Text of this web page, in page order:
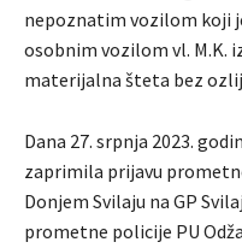
nepoznatim vozilom koji
osobnim vozilom vl. M.K.
materijalna šteta bez
Dana 27. srpnja 2023.
zaprimila prijavu
Donjem Svilaju na GP
prometne policije PU